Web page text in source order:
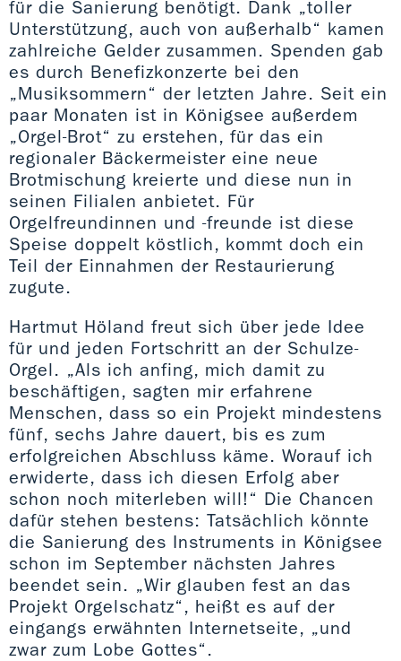
für die Sanierung benötigt. Dank „toller
Unterstützung, auch von außerhalb“ kamen
zahlreiche Gelder zusammen. Spenden gab
es durch Benefizkonzerte bei den
„Musiksommern“ der letzten Jahre. Seit ein
paar Monaten ist in Königsee außerdem
„Orgel-Brot“ zu erstehen, für das ein
regionaler Bäckermeister eine neue
Brotmischung kreierte und diese nun in
seinen Filialen anbietet. Für
Orgelfreundinnen und -freunde ist diese
Speise doppelt köstlich, kommt doch ein
Teil der Einnahmen der Restaurierung
zugute.
Hartmut Höland freut sich über jede Idee
für und jeden Fortschritt an der Schulze-
Orgel. „Als ich anfing, mich damit zu
beschäftigen, sagten mir erfahrene
Menschen, dass so ein Projekt mindestens
fünf, sechs Jahre dauert, bis es zum
erfolgreichen Abschluss käme. Worauf ich
erwiderte, dass ich diesen Erfolg aber
schon noch miterleben will!“ Die Chancen
dafür stehen bestens: Tatsächlich könnte
die Sanierung des Instruments in Königsee
schon im September nächsten Jahres
beendet sein. „Wir glauben fest an das
Projekt Orgelschatz“, heißt es auf der
eingangs erwähnten Internetseite, „und
zwar zum Lobe Gottes“.